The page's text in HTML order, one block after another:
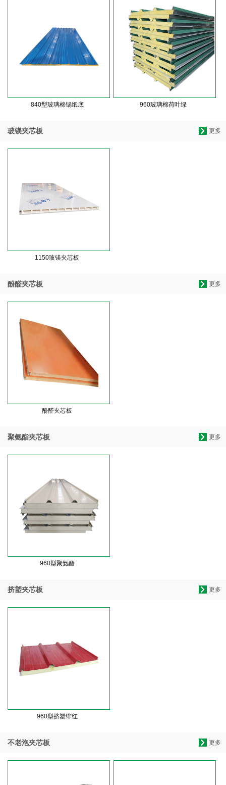
840型玻璃棉锡纸底 960玻璃棉荷叶绿
更多
玻镁夹芯板
1150玻镁夹芯板
更多
酚醛夹芯板
酚醛夹芯板
更多
聚氨酯夹芯板
960型聚氨酯
更多
挤塑夹芯板
960型挤塑绯红
更多
不老泡夹芯板